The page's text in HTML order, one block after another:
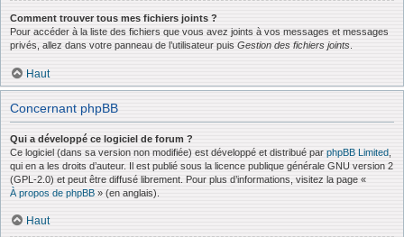
Comment trouver tous mes fichiers joints ?
Pour accéder à la liste des fichiers que vous avez joints à vos messages et messages
privés, allez dans votre panneau de l’utilisateur puis Gestion des fichiers joints
Haut
Concernant phpBB
Qui a développé ce logiciel de forum ?
Ce logiciel (dans sa version non modifiée) est développé et distribué par phpBB Limited
qui en a les droits d’auteur. Il est publié sous la licence publique générale GNU version 2
(GPL-2.0) et peut être diffusé librement. Pour plus d’informations, visitez la page «
À propos de phpBB » (en anglais).
Haut